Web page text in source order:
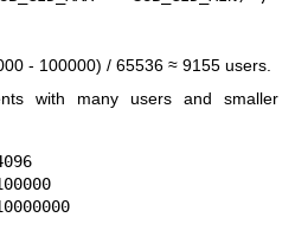
- 100000) / 65536 ≈ 9155 users.
with many users and smaller
        SUB_GID_MAX    10000000